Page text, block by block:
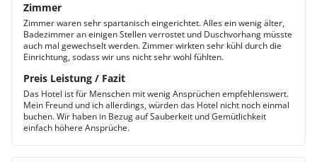
Zimmer
Zimmer waren sehr spartanisch eingerichtet. Alles ein wenig älter,
Badezimmer an einigen Stellen verrostet und Duschvorhang müsste
auch mal gewechselt werden. Zimmer wirkten sehr kühl durch die
Einrichtung, sodass wir uns nicht sehr wohl fühlten.
Preis Leistung / Fazit
Das Hotel ist für Menschen mit wenig Ansprüchen empfehlenswert.
Mein Freund und ich allerdings, würden das Hotel nicht noch einmal
buchen. Wir haben in Bezug auf Sauberkeit und Gemütlichkeit
einfach höhere Ansprüche.